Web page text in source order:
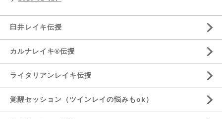
臼井レイキ伝授
カルナレイキ®伝授
ライタリアンレイキ伝授
覚醒セッション（ツインレイの悩みもok）